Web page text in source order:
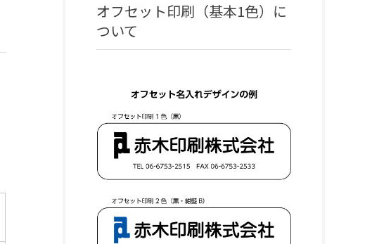
オフセット印刷（基本1色） に
ついて